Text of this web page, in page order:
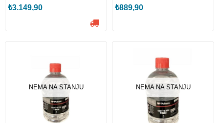
₺3.149,90 ₺889,90
NEMA NA STANJU NEMA NA STANJU